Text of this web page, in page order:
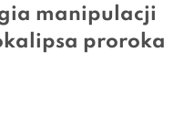
manipulacji
proroka